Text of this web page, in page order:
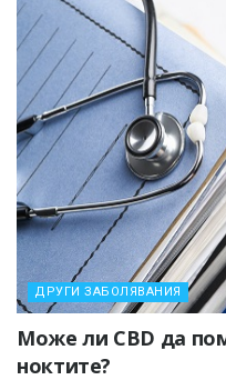
ДРУГИ ЗАБОЛЯВАНИЯ
Може ли CBD да
ноктите?